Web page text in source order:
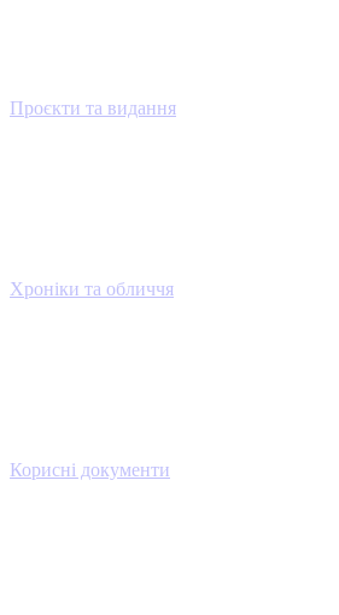
Проєкти та видання
Хроніки та обличчя
Корисні документи